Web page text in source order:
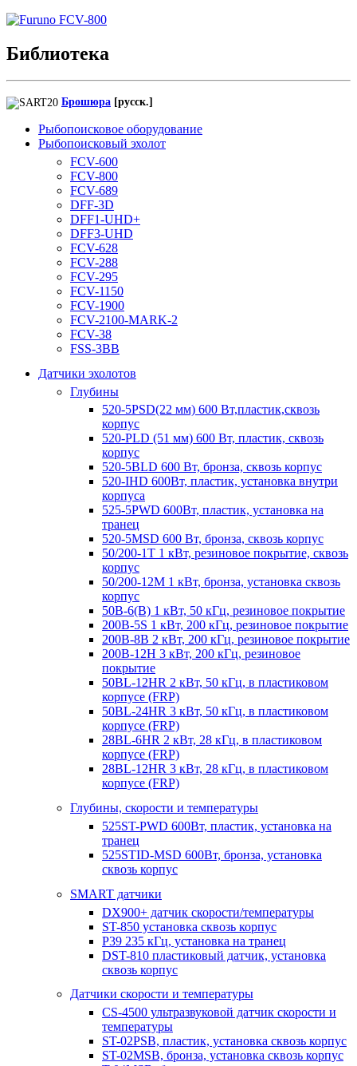
Библиотека
Брошюра [русск.]
Рыбопоисковое оборудование
Рыбопоисковый эхолот
FCV-600
FCV-800
FCV-689
DFF-3D
DFF1-UHD+
DFF3-UHD
FCV-628
FCV-288
FCV-295
FCV-1150
FCV-1900
FCV-2100-MARK-2
FCV-38
FSS-3BB
Датчики эхолотов
Глубины
520-5PSD(22 мм) 600 Вт,пластик,сквозь
корпус
520-PLD (51 мм) 600 Вт, пластик, сквозь
корпус
520-5BLD 600 Вт, бронза, сквозь корпус
520-IHD 600Вт, пластик, установка внутри
корпуса
525-5PWD 600Вт, пластик, установка на
транец
520-5MSD 600 Вт, бронза, сквозь корпус
50/200-1T 1 кВт, резиновое покрытие, сквозь
корпус
50/200-12M 1 кВт, бронза, установка сквозь
корпус
50B-6(B) 1 кВт, 50 кГц, резиновое покрытие
200B-5S 1 кВт, 200 кГц, резиновое покрытие
200B-8B 2 кВт, 200 кГц, резиновое покрытие
200B-12H 3 кВт, 200 кГц, резиновое
покрытие
50BL-12HR 2 кВт, 50 кГц, в пластиковом
корпусе (FRP)
50BL-24HR 3 кВт, 50 кГц, в пластиковом
корпусе (FRP)
28BL-6HR 2 кВт, 28 кГц, в пластиковом
корпусе (FRP)
28BL-12HR 3 кВт, 28 кГц, в пластиковом
корпусе (FRP)
Глубины, скорости и температуры
525ST-PWD 600Вт, пластик, установка на
транец
525STID-MSD 600Вт, бронза, установка
сквозь корпус
SMART датчики
DX900+ датчик скорости/температуры
ST-850 установка сквозь корпус
P39 235 кГц, установка на транец
DST-810 пластиковый датчик, установка
сквозь корпус
Датчики скорости и температуры
CS-4500 ультразвуковой датчик скорости и
температуры
ST-02PSB, пластик, установка сквозь корпус
ST-02MSB, бронза, установка сквозь корпус